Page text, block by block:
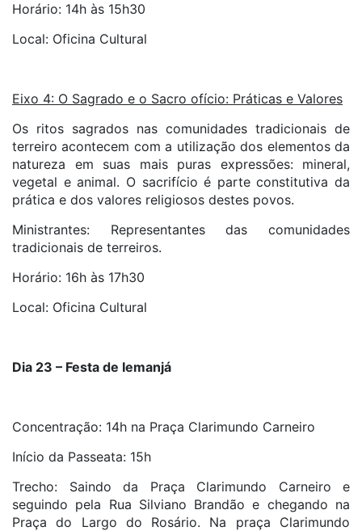
Horário: 14h às 15h30
Local: Oficina Cultural
Eixo 4: O Sagrado e o Sacro ofício: Práticas e Valores
Os ritos sagrados nas comunidades tradicionais de
terreiro acontecem com a utilização dos elementos da
natureza em suas mais puras expressões: mineral,
vegetal e animal. O sacrifício é parte constitutiva da
prática e dos valores religiosos destes povos.
Ministrantes: Representantes das comunidades
tradicionais de terreiros.
Horário: 16h às 17h30
Local: Oficina Cultural
Dia 23 – Festa de Iemanjá
Concentração: 14h na Praça Clarimundo Carneiro
Início da Passeata: 15h
Trecho: Saindo da Praça Clarimundo Carneiro e
seguindo pela Rua Silviano Brandão e chegando na
Praça do Largo do Rosário. Na praça Clarimundo